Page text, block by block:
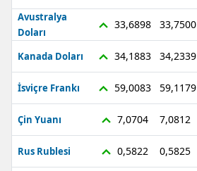
Avustralya
Doları
33,6898 33,7500
Kanada Doları 34,1883 34,2339
İsviçre Frankı 59,0083 59,1179
Çin Yuanı 7,0704 7,0812
Rus Rublesi 0,5822 0,5825